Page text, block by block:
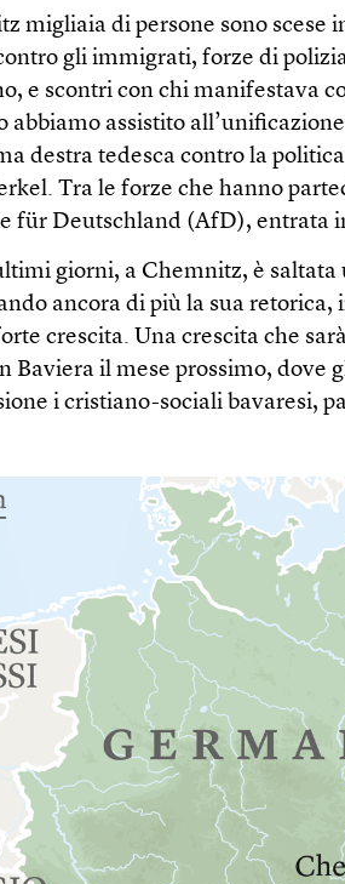
migliaia di persone sono scese
gli immigrati, forze di
e scontri con chi manifestava
abbiamo assistito
destra tedesca contro la
Tra le forze che hanno
für Deutschland (AfD), entrata
giorni, a Chemnitz, è saltata
ancora di più la sua retorica,
crescita. Una crescita che
Baviera il mese prossimo, dove
i cristiano-sociali bavaresi,